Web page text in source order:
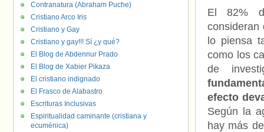
El 82%
consideran
lo piensa
como los
de
efecto
Según la
hay más
Contranatura (Abraham Puche)
Cristiano Arco Iris
Cristiano y Gay
Cristiano y gay!!! Sí ¿y qué?
El Blog de Abdennur Prado
El Blog de Xabier Pikaza
El cristiano indignado
El Frasco de Alabastro
Escrituras Inclusivas
Espiritualidad caminante (cristiana y
ecuménica)